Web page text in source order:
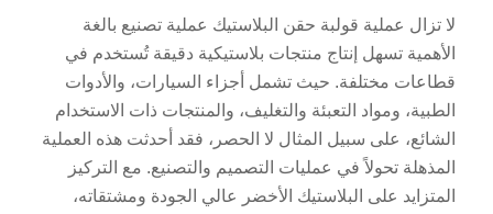
لا تزال عملية قولبة حقن البلاستيك عملية تصنيع بالغة
الأهمية تسهل إنتاج منتجات بلاستيكية دقيقة تُستخدم في
قطاعات مختلفة. حيث تشمل أجزاء السيارات، والأدوات
الطبية، ومواد التعبئة والتغليف، والمنتجات ذات الاستخدام
الشائع، على سبيل المثال لا الحصر، فقد أحدثت هذه العملية
المذهلة تحولاً في عمليات التصميم والتصنيع. مع التركيز
المتزايد على البلاستيك الأخضر عالي الجودة ومشتقاته،